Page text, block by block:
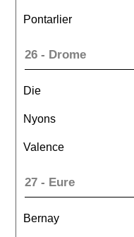
Pontarlier
26 - Drome
Die
Nyons
Valence
27 - Eure
Bernay